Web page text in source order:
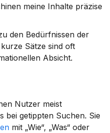
meine Inhalte präzise
den Bedürfnissen der
Sätze sind oft
Absicht.
bei getippten Suchen. Sie
mit „Wie“, „Was“ oder